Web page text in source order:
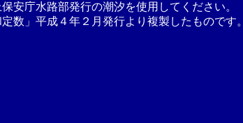
安庁水路部発行の潮汐を使用してください。
数」平成４年２月発行より複製したものです。